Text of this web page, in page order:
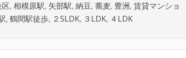
, 相模原駅, 矢部駅, 納豆, 蕎麦, 豊洲, 賃貸マンショ
, 鶴間駅徒歩, ２SLDK, ３LDK, ４LDK